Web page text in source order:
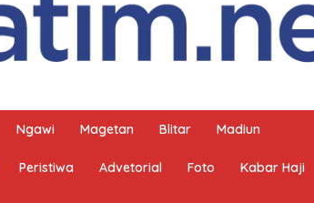
Ngawi Magetan Blitar Madiun
Peristiwa Advetorial Foto Kabar Haji